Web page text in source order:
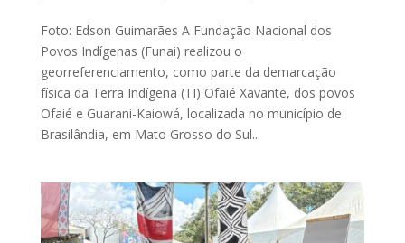
Foto: Edson Guimarães A Fundação Nacional dos
Povos Indígenas (Funai) realizou o
georreferenciamento, como parte da demarcação
física da Terra Indígena (TI) Ofaié Xavante, dos povos
Ofaié e Guarani-Kaiowá, localizada no município de
Brasilândia, em Mato Grosso do Sul...